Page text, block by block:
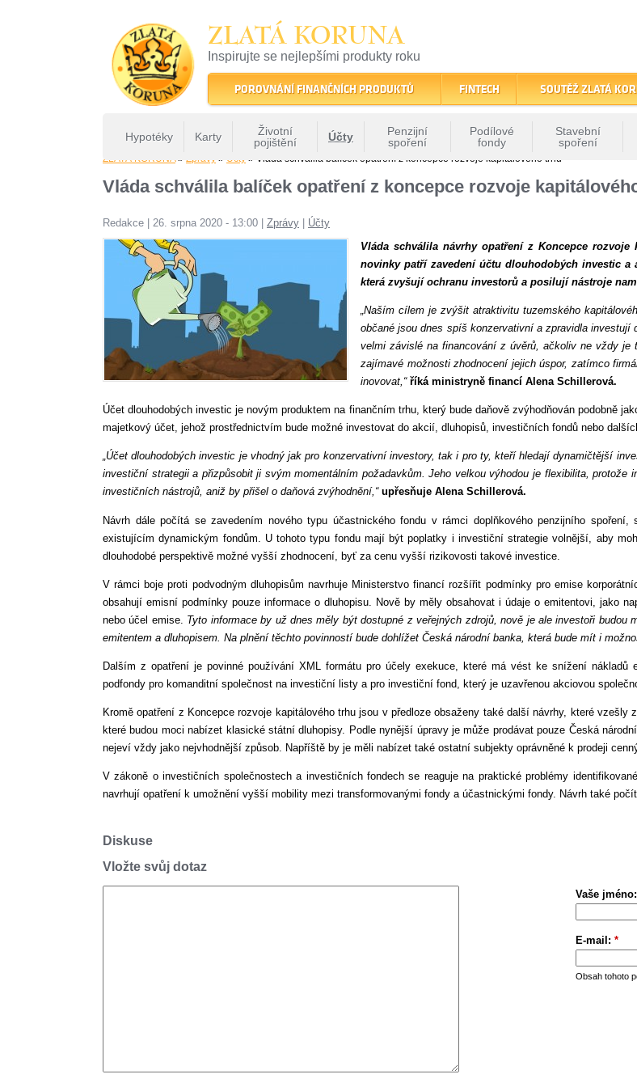
ZLATÁ KORUNA
Inspirujte se nejlepšími produkty roku
22 let tradice a kvality na finančním trhu
POROVNÁNÍ FINANČNÍCH PRODUKTŮ FINTECH SOUTĚŽ ZLATÁ
Hypotéky Karty
Životní
pojištění
Účty
Penzijní
spoření
Podílové
fondy
Stavební
spoření
ZLATÁ KORUNA» Zprávy » Účty » Vláda schválila balíček opatření z koncepce rozvoje kapitálového trhu
Vláda schválila balíček opatření z koncepce rozvoje
Redakce 26. srpna 2020 - 13:00 Zprávy
Účty
Vláda schválila návrhy opatření z Koncepce
novinky patří zavedení účtu dlouhodobých investic
která zvyšují ochranu investorů a posilují nástroje
„Naším cílem je zvýšit atraktivitu tuzemského
občané jsou dnes spíš konzervativní a zpravidla
velmi závislé na financování z úvěrů, ačkoliv ne vždy
zajímavé možnosti zhodnocení jejich úspor, zatímco
inovovat,“ říká ministryně financí Alena Schillerová.
Účet dlouhodobých investic je novým produktem na finančním trhu, který bude daňově zvýhodňován podobně
majetkový účet, jehož prostřednictvím bude možné investovat do akcií, dluhopisů, investičních fondů nebo
„Účet dlouhodobých investic je vhodný jak pro konzervativní investory, tak i pro ty, kteří hledají dynamičtější
investiční strategii a přizpůsobit ji svým momentálním požadavkům. Jeho velkou výhodou je flexibilita, protože
investičních nástrojů, aniž by přišel o daňová zvýhodnění,“ upřesňuje Alena Schillerová.
Návrh dále počítá se zavedením nového typu účastnického fondu v rámci doplňkového penzijního
existujícím dynamickým fondům. U tohoto typu fondu mají být poplatky i investiční strategie volnější, aby
dlouhodobé perspektivě možné vyšší zhodnocení, byť za cenu vyšší rizikovosti takové investice.
V rámci boje proti podvodným dluhopisům navrhuje Ministerstvo financí rozšířit podmínky pro emise
obsahují emisní podmínky pouze informace o dluhopisu. Nově by měly obsahovat i údaje o emitentovi, jako
nebo účel emise. Tyto informace by už dnes měly být dostupné z veřejných zdrojů, nově je ale investoři
emitentem a dluhopisem. Na plnění těchto povinností bude dohlížet Česká národní banka, která bude mít i
Dalším z opatření je povinné používání XML formátu pro účely exekuce, které má vést ke snížení
podfondy pro komanditní společnost na investiční listy a pro investiční fond, který je uzavřenou akciovou
Kromě opatření z Koncepce rozvoje kapitálového trhu jsou v předloze obsaženy také další návrhy, které
které budou moci nabízet klasické státní dluhopisy. Podle nynější úpravy je může prodávat pouze Česká
nejeví vždy jako nejvhodnější způsob. Napříště by je měli nabízet také ostatní subjekty oprávněné k prodeji
V zákoně o investičních společnostech a investičních fondech se reaguje na praktické problémy
navrhují opatření k umožnění vyšší mobility mezi transformovanými fondy a účastnickými fondy. Návrh také
Diskuse
Vložte svůj dotaz
Vaše jméno:
E-mail: *
Obsah tohoto